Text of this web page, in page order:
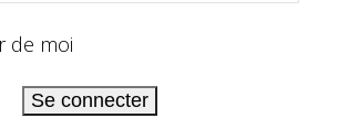
de moi
Se connecter